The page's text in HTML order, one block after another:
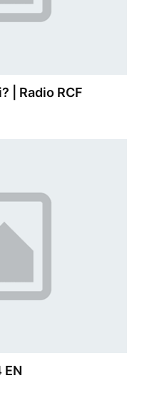
| Radio RCF